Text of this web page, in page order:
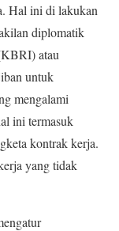
Hal ini di lakukan
diplomatik
atau
untuk
mengalami
ini termasuk
kontrak kerja.
yang tidak